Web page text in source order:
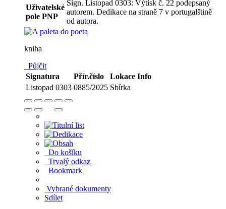
Uživatelské
pole PNP
Sign. Listopad 0303: Výtisk č. 22 podepsaný
autorem. Dedikace na straně 7 v portugalštině
od autora.
kniha
Půjčit
Signatura
Přír.číslo Lokace Info
Listopad 0303 0885/2025 Sbírka
Do košíku
Trvalý odkaz
Bookmark
Vybrané dokumenty
Sdílet